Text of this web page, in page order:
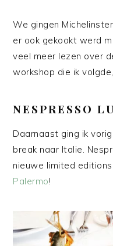
We gingen
er ook gekookt werd
veel meer lezen over
workshop die ik
NESPRESSO
Daarnaast ging ik
break naar Italie.
nieuwe limited editions:
Palermo!